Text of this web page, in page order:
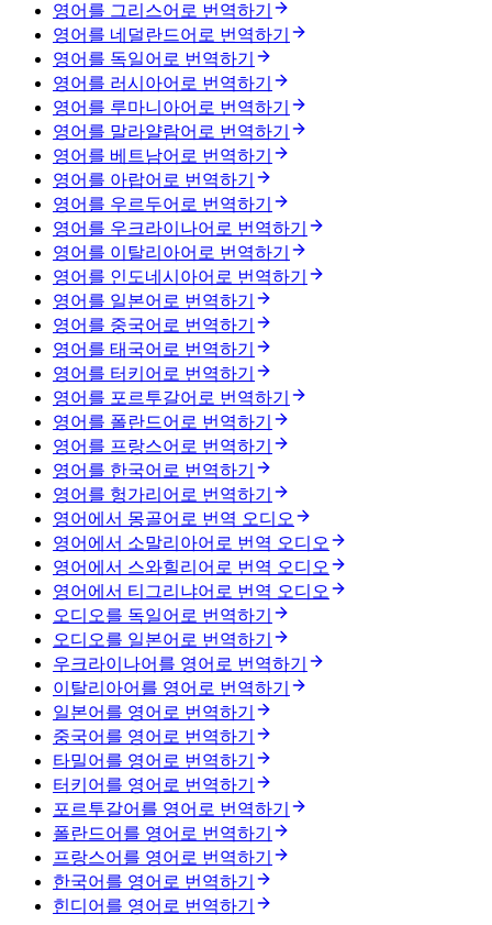
영어를 그리스어로 번역하기
영어를 네덜란드어로 번역하기
영어를 독일어로 번역하기
영어를 러시아어로 번역하기
영어를 루마니아어로 번역하기
영어를 말라얄람어로 번역하기
영어를 베트남어로 번역하기
영어를 아랍어로 번역하기
영어를 우르두어로 번역하기
영어를 우크라이나어로 번역하기
영어를 이탈리아어로 번역하기
영어를 인도네시아어로 번역하기
영어를 일본어로 번역하기
영어를 중국어로 번역하기
영어를 태국어로 번역하기
영어를 터키어로 번역하기
영어를 포르투갈어로 번역하기
영어를 폴란드어로 번역하기
영어를 프랑스어로 번역하기
영어를 한국어로 번역하기
영어를 헝가리어로 번역하기
영어에서 몽골어로 번역 오디오
영어에서 소말리아어로 번역 오디오
영어에서 스와힐리어로 번역 오디오
영어에서 티그리냐어로 번역 오디오
오디오를 독일어로 번역하기
오디오를 일본어로 번역하기
우크라이나어를 영어로 번역하기
이탈리아어를 영어로 번역하기
일본어를 영어로 번역하기
중국어를 영어로 번역하기
타밀어를 영어로 번역하기
터키어를 영어로 번역하기
포르투갈어를 영어로 번역하기
폴란드어를 영어로 번역하기
프랑스어를 영어로 번역하기
한국어를 영어로 번역하기
힌디어를 영어로 번역하기